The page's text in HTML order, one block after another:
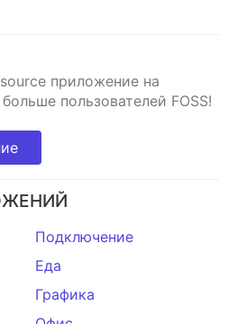
приложение на
пользователей FOSS!
Подключение
Еда
Графика